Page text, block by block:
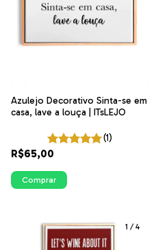
Azulejo Decorativo Sinta-se em
casa, lave a louça | ITsLEJO
(1)
R$65,00
Comprar
1 /4